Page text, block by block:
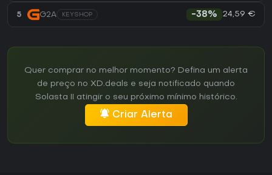
5 G2A KEYSHOP -38% 24,59 €
Quer comprar no melhor momento? Defina um alerta
de preço no XD.deals e seja notificado quando
Solasta II atingir o seu próximo mínimo histórico.
Criar Alerta